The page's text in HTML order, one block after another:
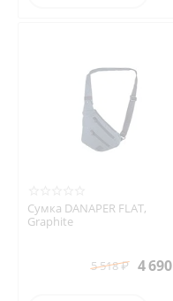
Сумка DANAPER FLAT,
Graphite
5 518₽ 4 690